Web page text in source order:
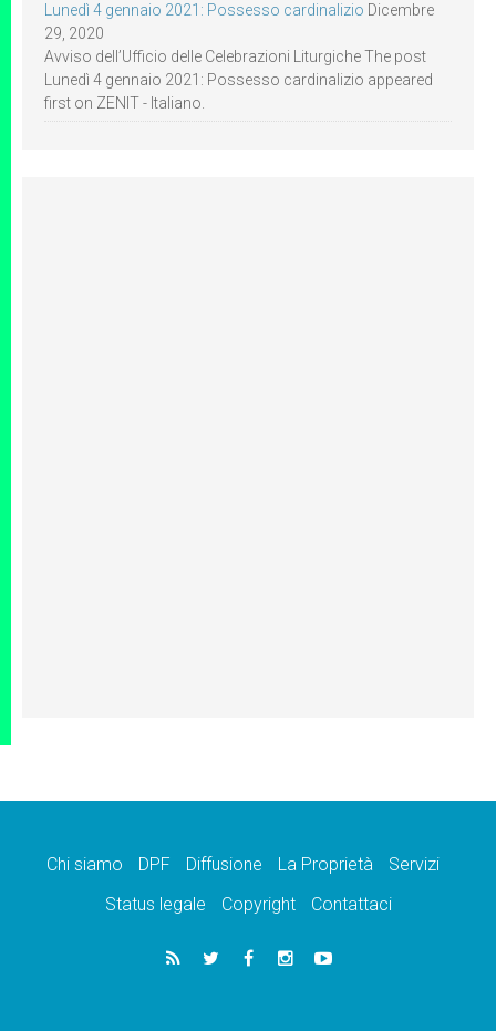
Lunedì 4 gennaio 2021: Possesso cardinalizio Dicembre
29, 2020
Avviso dell’Ufficio delle Celebrazioni Liturgiche The post
Lunedì 4 gennaio 2021: Possesso cardinalizio appeared
first on ZENIT - Italiano.
Chi siamo DPF Diffusione La Proprietà
Servizi
Status legale
Copyright Contattaci